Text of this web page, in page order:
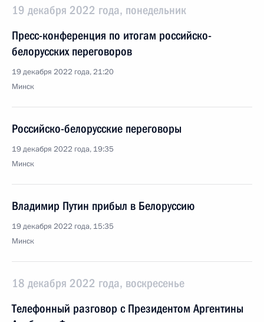
19 декабря 2022 года, понедельник
Пресс-конференция по итогам российско-
белорусских переговоров
19 декабря 2022 года, 21:20
Минск
Российско-белорусские переговоры
19 декабря 2022 года, 19:35
Минск
Владимир Путин прибыл в Белоруссию
19 декабря 2022 года, 15:35
Минск
18 декабря 2022 года, воскресенье
Телефонный разговор с Президентом Аргентины